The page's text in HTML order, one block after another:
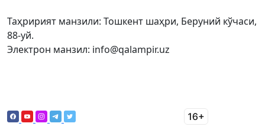
Таҳририят манзили: Тошкент шаҳри, Беруний кўчаси,
88-уй.
Электрон манзил: info@qalampir.uz